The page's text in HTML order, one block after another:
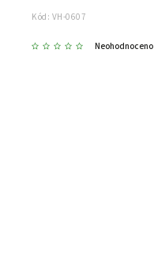
Kód: VH-0607
Neohodnoceno